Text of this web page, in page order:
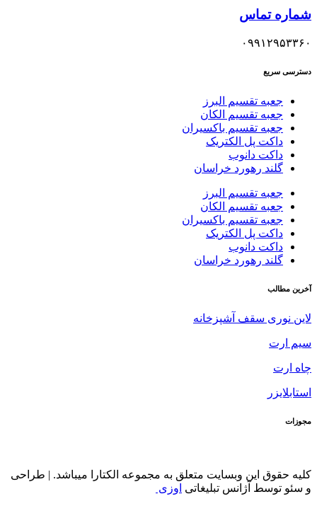
شماره تماس
۰۹۹۱۲۹۵۳۳۶۰
دسترسی سریع
جعبه تقسیم البرز
جعبه تقسیم الکان
جعبه تقسیم باکسیران
داکت پل الکتریک
داکت دانوب
گلند رهورد خراسان
جعبه تقسیم البرز
جعبه تقسیم الکان
جعبه تقسیم باکسیران
داکت پل الکتریک
داکت دانوب
گلند رهورد خراسان
آخرین مطالب
لاین نوری سقف آشپزخانه
سیم ارت
چاه ارت
استابلایزر
مجوزات
کلیه حقوق این وبسایت متعلق به مجموعه الکتارا میباشد. | طراحی
و سئو توسط آژانس تبلیغاتی اوزی